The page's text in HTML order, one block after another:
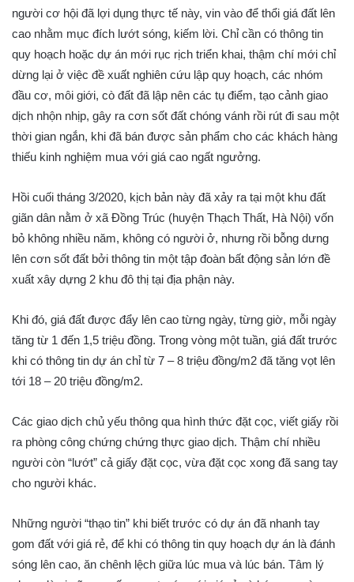
người cơ hội đã lợi dụng thực tế này, vin vào để thổi giá đất lên
cao nhằm mục đích lướt sóng, kiếm lời. Chỉ cần có thông tin
quy hoạch hoặc dự án mới rục rịch triển khai, thậm chí mới chỉ
dừng lại ở việc đề xuất nghiên cứu lập quy hoạch, các nhóm
đầu cơ, môi giới, cò đất đã lập nên các tụ điểm, tạo cảnh giao
dịch nhộn nhịp, gây ra cơn sốt đất chóng vánh rồi rút đi sau một
thời gian ngắn, khi đã bán được sản phẩm cho các khách hàng
thiếu kinh nghiệm mua với giá cao ngất ngưởng.
Hồi cuối tháng 3/2020, kịch bản này đã xảy ra tại một khu đất
giãn dân nằm ở xã Đồng Trúc (huyện Thạch Thất, Hà Nội) vốn
bỏ không nhiều năm, không có người ở, nhưng rồi bỗng dưng
lên cơn sốt đất bởi thông tin một tập đoàn bất động sản lớn đề
xuất xây dựng 2 khu đô thị tại địa phận này.
Khi đó, giá đất được đẩy lên cao từng ngày, từng giờ, mỗi ngày
tăng từ 1 đến 1,5 triệu đồng. Trong vòng một tuần, giá đất trước
khi có thông tin dự án chỉ từ 7 – 8 triệu đồng/m2 đã tăng vọt lên
tới 18 – 20 triệu đồng/m2.
Các giao dịch chủ yếu thông qua hình thức đặt cọc, viết giấy rồi
ra phòng công chứng chứng thực giao dịch. Thậm chí nhiều
người còn “lướt” cả giấy đặt cọc, vừa đặt cọc xong đã sang tay
cho người khác.
Những người “thạo tin” khi biết trước có dự án đã nhanh tay
gom đất với giá rẻ, để khi có thông tin quy hoạch dự án là đánh
sóng lên cao, ăn chênh lệch giữa lúc mua và lúc bán. Tâm lý